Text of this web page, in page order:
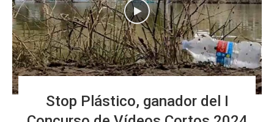
Stop Plástico, ganador del I